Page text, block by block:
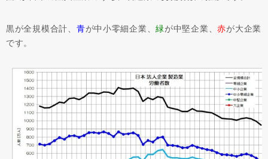
黒が全規模合計、 青が中小零細企業、緑が中堅企業、赤が大企業
です。